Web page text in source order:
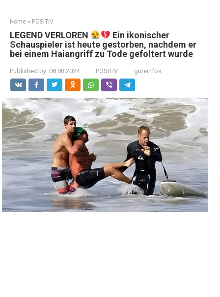
Home » POSITIV
LEGEND VERLOREN
Ein ikonischer
Schauspieler ist heute gestorben, nachdem er
bei einem Haiangriff zu Tode gefoltert wurde
Published by: 08.08.2024 POSITIV guteinfos